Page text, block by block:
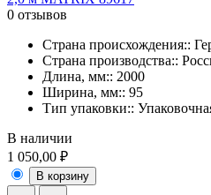
0 отзывов
Страна происхождения::
Страна производства::
Длина, мм:: 2000
Ширина, мм:: 95
Тип упаковки::
В наличии
1 050,00 ₽
В корзину